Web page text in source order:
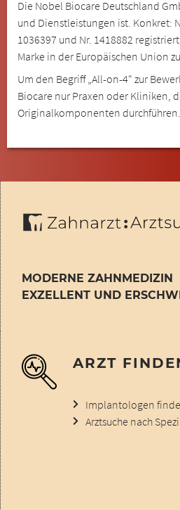
Die Nobel Biocare Deutschland
und Dienstleistungen ist. Konkret:
1036397 und Nr. 1418882
Marke in der Europäischen Union
Um den Begriff „All-on-4“ zur
Biocare nur Praxen oder Kliniken,
Originalkomponenten durchführen.
MODERNE ZAHNMEDIZIN
EXZELLENT UND
ARZT
Implantologen
Arztsuche nach